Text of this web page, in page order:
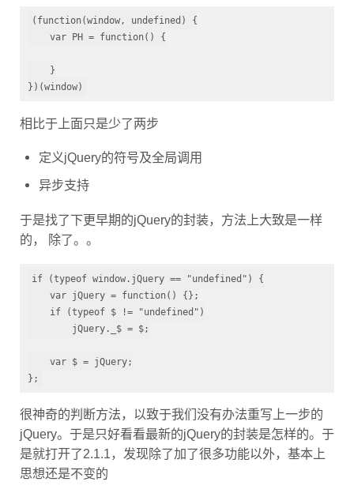
相比于上面只是少了两步
定义jQuery的符号及全局调用
异步支持
于是找了下更早期的jQuery的封装，方法上大致是一样
的， 除了。。
很神奇的判断方法，以致于我们没有办法重写上一步的
jQuery。于是只好看看最新的jQuery的封装是怎样的。于
是就打开了2.1.1，发现除了加了很多功能以外，基本上
思想还是不变的